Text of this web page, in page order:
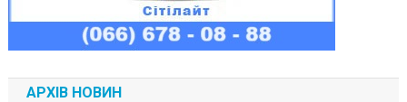
АРХІВ НОВИН